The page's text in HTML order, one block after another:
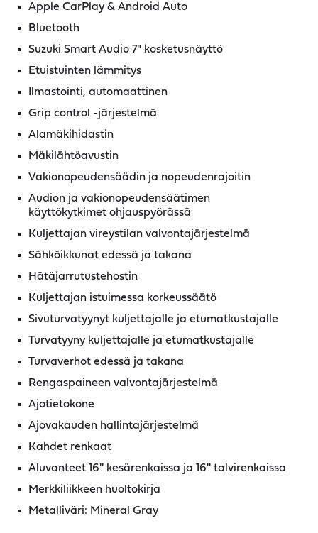
Apple CarPlay & Android Auto
Bluetooth
Suzuki Smart Audio 7" kosketusnäyttö
Etuistuinten lämmitys
Ilmastointi, automaattinen
Grip control -järjestelmä
Alamäkihidastin
Mäkilähtöavustin
Vakionopeudensäädin ja nopeudenrajoitin
Audion ja vakionopeudensäätimen
käyttökytkimet ohjauspyörässä
Kuljettajan vireystilan valvontajärjestelmä
Sähköikkunat edessä ja takana
Hätäjarrutustehostin
Kuljettajan istuimessa korkeussäätö
Sivuturvatyynyt kuljettajalle ja etumatkustajalle
Turvatyyny kuljettajalle ja etumatkustajalle
Turvaverhot edessä ja takana
Rengaspaineen valvontajärjestelmä
Ajotietokone
Ajovakauden hallintajärjestelmä
Kahdet renkaat
Aluvanteet 16'' kesärenkaissa ja 16'' talvirenkaissa
Merkkiliikkeen huoltokirja
Metalliväri: Mineral Gray